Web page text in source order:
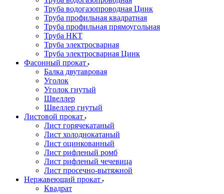
Труба водогазопроводная Цинк
Труба профильная квадратная
Труба профильная прямоугольная
Труба НКТ
Труба электросварная
Труба электросварная Цинк
Фасонный прокат
Балка двутавровая
Уголок
Уголок гнутый
Швеллер
Швеллер гнутый
Листовой прокат
Лист горячекатаный
Лист холоднокатаный
Лист оцинкованный
Лист рифленый ромб
Лист рифленый чечевица
Лист просечно-вытяжной
Нержавеющий прокат
Квадрат